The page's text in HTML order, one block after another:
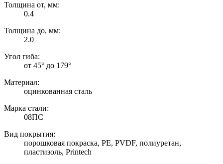
Толщина от, мм:
0.4
Толщина до, мм:
2.0
Угол гиба:
от 45° до 179°
Материал:
оцинкованная сталь
Марка стали:
08ПС
Вид покрытия:
порошковая покраска, PE, PVDF, полиуретан,
пластизоль, Printech